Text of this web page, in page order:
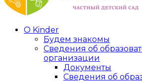
О Kinder
Будем знакомы
Сведения об
организации
Документы
Сведения об